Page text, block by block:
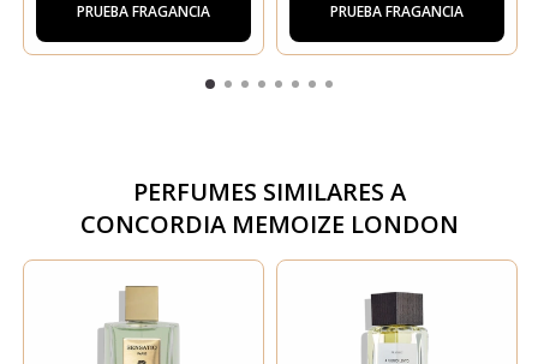
PRUEBA FRAGANCIA PRUEBA FRAGANCIA
PERFUMES SIMILARES A
CONCORDIA MEMOIZE LONDON